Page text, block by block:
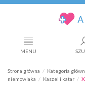
MENU
Strona główna Kategoria
niemowlaka
Kaszel i katar